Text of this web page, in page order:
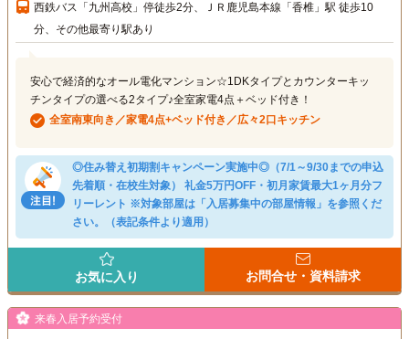
西鉄バス「九州高校」停徒歩2分、ＪＲ鹿児島本線「香椎」駅 徒歩10
分、その他最寄り駅あり
安心で経済的なオール電化マンション☆1DKタイプとカウンターキッ
チンタイプの選べる2タイプ♪全室家電4点＋ベッド付き！
全室南東向き／家電4点+ベッド付き／広々2口キッチン
◎住み替え初期割キャンペーン実施中◎（7/1～9/30までの申込
先着順・在校生対象） 礼金5万円OFF・初月家賃最大1ヶ月分フ
リーレント ※対象部屋は「入居募集中の部屋情報」を参照くだ
さい。（表記条件より適用）
お気に入り お問合せ・資料請求
来春入居予約受付